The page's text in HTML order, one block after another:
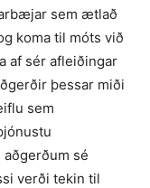
sem ætlað
koma til móts við
af sér afleiðingar
þessar miði
sem
sé
verði tekin til